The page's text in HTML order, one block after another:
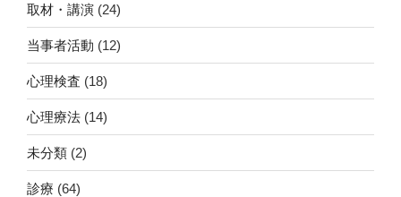
取材・講演 (24)
当事者活動 (12)
心理検査 (18)
心理療法 (14)
未分類 (2)
診療 (64)